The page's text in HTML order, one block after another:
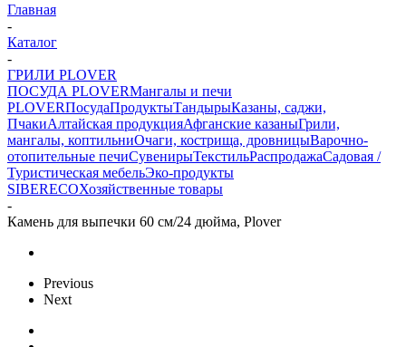
Главная
-
Каталог
-
ГРИЛИ PLOVER
ПОСУДА PLOVERМангалы и печи
PLOVERПосудаПродуктыТандырыКазаны, саджи,
ПчакиАлтайская продукцияАфганские казаныГрили,
мангалы, коптильниОчаги, кострища, дровницыВарочно-
отопительные печиСувенирыТекстильРаспродажаСадовая /
Туристическая мебельЭко-продукты
SIBERECOХозяйственные товары
-
Камень для выпечки 60 см/24 дюйма, Plover
Previous
Next